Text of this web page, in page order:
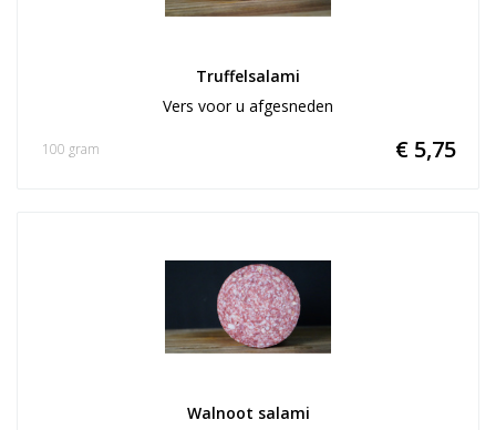
Truffelsalami
Vers voor u afgesneden
€ 5,75
100 gram
Walnoot salami